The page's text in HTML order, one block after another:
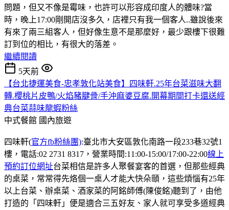
問題，但又不像是霉味，也許可以形容成印度人的體味?當
時，晚上17:00剛開店沒多久，店裡只有我一個客人..雖說後來
有來了兩三組客人，但好像生意不是那麼好，最少跟樓下很難
訂到位的相比，有很大的落差。
繼續閱讀
5天前
【台北捷運美食-忠孝敦化站美食】四味軒.25年台菜滋味大翻
轉.櫻桃片皮鴨/火焰豬腱骨/手沖麻婆豆腐.開幕期間打卡還送經
典台菜蒜味龍蝦粉絲
中式餐館 國內旅遊
四味軒(官方fb粉絲團):臺北市大安區敦化南路一段233巷32號1
樓，電話:02 2731 8317，營業時間:11:00-15:00/17:00-22:00線上
預約訂位網址台菜相信是許多人聚餐宴客的首選，但那些經典
的桌菜，常常得先烙個一桌人才能大快朵頤，這些煩惱有25年
以上台菜、辦桌菜、酒家菜的阿銘師傅(陳俊銘)聽到了，由他
打造的「四味軒」便是適合三五好友、家人就可享受多道經典